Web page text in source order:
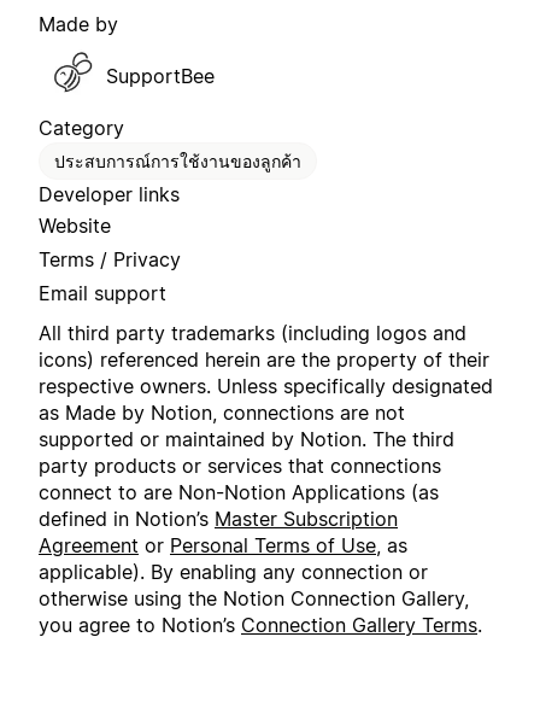
Made by
SupportBee
Category
ประสบการณ์การใช้งานของลูกค้า
Developer links
Website
Terms / Privacy
Email support
All third party trademarks (including logos and
icons) referenced herein are the property of their
respective owners. Unless specifically designated
as Made by Notion, connections are not
supported or maintained by Notion. The third
party products or services that connections
connect to are Non-Notion Applications (as
defined in Notion’s Master Subscription
Agreement or Personal Terms of Use, as
applicable). By enabling any connection or
otherwise using the Notion Connection Gallery,
you agree to Notion’s Connection Gallery Terms.